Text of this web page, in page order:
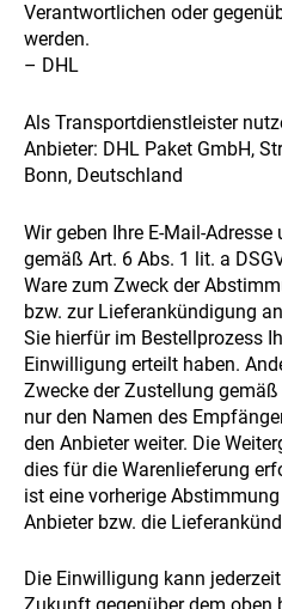
Verantwortlichen oder
werden.
– DHL
Als Transportdienstleister
Anbieter: DHL Paket GmbH,
Bonn, Deutschland
Wir geben Ihre E-Mail-
gemäß Art. 6 Abs. 1 lit. a
Ware zum Zweck der
bzw. zur Lieferankündigung
Sie hierfür im Bestellprozess
Einwilligung erteilt haben.
Zwecke der Zustellung gemäß
nur den Namen des
den Anbieter weiter. Die
dies für die Warenlieferung
ist eine vorherige
Anbieter bzw. die
Die Einwilligung kann